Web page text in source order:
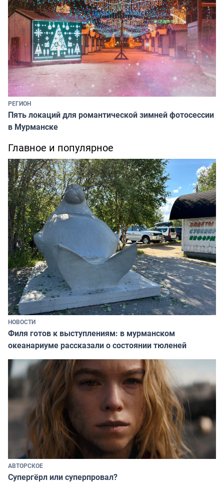
РЕГИОН
Пять локаций для романтической зимней фотосессии
в Мурманске
Главное и популярное
НОВОСТИ
Филя готов к выступлениям: в мурманском
океанариуме рассказали о состоянии тюленей
АВТОРСКОЕ
Супергёрл или суперпровал?